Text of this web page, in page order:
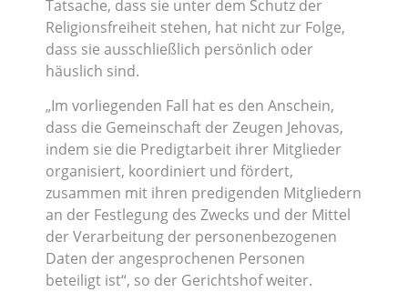
Tatsache, dass sie unter dem Schutz der
Religionsfreiheit stehen, hat nicht zur Folge,
dass sie ausschließlich persönlich oder
häuslich sind.
„Im vorliegenden Fall hat es den Anschein,
dass die Gemeinschaft der Zeugen Jehovas,
indem sie die Predigtarbeit ihrer Mitglieder
organisiert, koordiniert und fördert,
zusammen mit ihren predigenden Mitgliedern
an der Festlegung des Zwecks und der Mittel
der Verarbeitung der personenbezogenen
Daten der angesprochenen Personen
beteiligt ist“, so der Gerichtshof weiter.